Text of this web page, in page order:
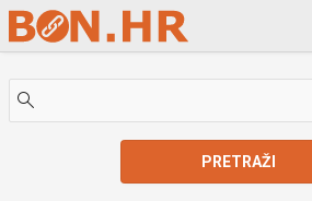
Skip to Main Content
PRETRAŽI